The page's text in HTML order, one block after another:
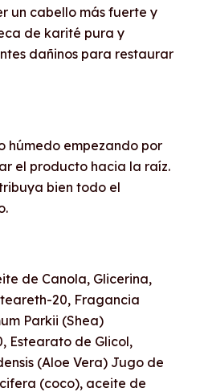
un cabello más fuerte y
de karité pura y
dañinos para restaurar
húmedo empezando por
el producto hacia la raíz.
bien todo el
de Canola, Glicerina,
20, Fragancia
Parkii (Shea)
Estearato de Glicol,
(Aloe Vera) Jugo de
(coco), aceite de